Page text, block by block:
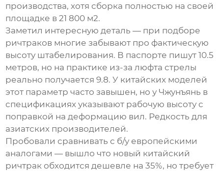
производства, хотя сборка полностью на своей
площадке в 21 800 м2.
Заметил интересную деталь — при подборе
ричтраков многие забывают про фактическую
высоту штабелирования. В паспорте пишут 10.5
метров, но на практике из-за люфта стрелы
реально получается 9.8. У китайских моделей
этот параметр часто завышен, но у Чжунъянь в
спецификациях указывают рабочую высоту с
поправкой на деформацию вил. Редкость для
азиатских производителей.
Пробовали сравнивать с б/у европейскими
аналогами — вышло что новый китайский
ричтрак обходится дешевле на 35%, но требует